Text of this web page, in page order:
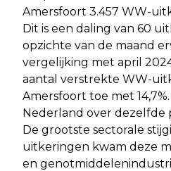
Amersfoort 3.457 WW-
Dit is een daling van 60
opzichte van de maand
vergelijking met april
aantal verstrekte WW-
Amersfoort toe met
Nederland over dezelfde
De grootste sectorale
uitkeringen kwam deze
en